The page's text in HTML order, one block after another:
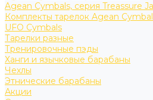
Agean Cymbals, серия Treassure
Комплекты тарелок Agean
UFO Cymbals
Тарелки разные
Тренировочные пэды
Ханги и язычковые барабаны
Чехлы
Этнические барабаны
Акции